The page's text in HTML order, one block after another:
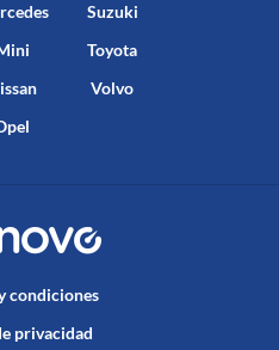
Suzuki
Toyota
Volvo
condiciones
privacidad